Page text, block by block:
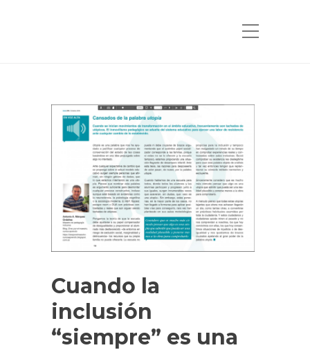
Cuando la
inclusión
“siempre” es una